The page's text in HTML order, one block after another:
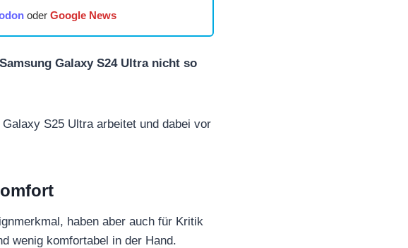
oder Google News
Galaxy S24 Ultra nicht so
S25 Ultra arbeitet und dabei vor
haben aber auch für Kritik
wenig komfortabel in der Hand.